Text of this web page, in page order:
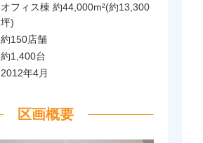
オフィス棟 約44,000m²(約13,300
坪)
約150店舗
約1,400台
2012年4月
区画概要